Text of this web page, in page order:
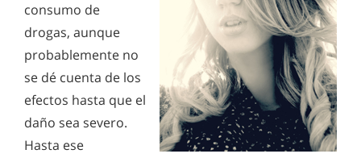
consumo de
drogas, aunque
probablemente no
se dé cuenta de los
efectos hasta que el
daño sea severo.
Hasta ese